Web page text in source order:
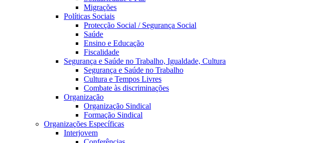
Migrações
Políticas Sociais
Protecção Social / Segurança Social
Saúde
Ensino e Educação
Fiscalidade
Segurança e Saúde no Trabalho, Igualdade, Cultura
Segurança e Saúde no Trabalho
Cultura e Tempos Livres
Combate às discriminações
Organização
Organização Sindical
Formação Sindical
Organizações Específicas
Interjovem